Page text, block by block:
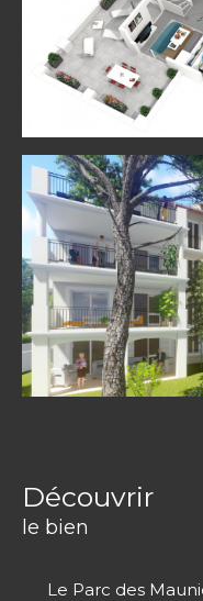
découvrir
le bien
Le Parc des